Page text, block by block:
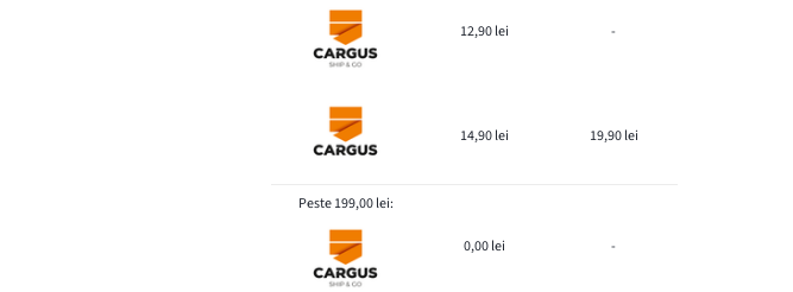
12,90 lei -
14,90 lei 19,90 lei
Peste 199,00 lei:
0,00 lei -